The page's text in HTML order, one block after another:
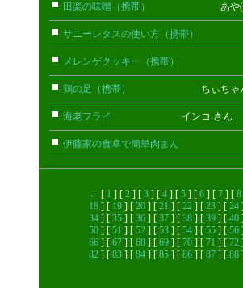
田楽の味噌（携帯） あや(携帯
サニーレタスの使い方（携帯）
メレンゲクッキー（携帯）
鶏の足（携帯） ちぃちゃんﾏﾏ(
海老フライ インコ さん
伊藤家の食卓で簡単肉まん
← [ 1 ] [ 2 ] [ 3 ] [ 4 ] [ 5 ] [ 6 ] [ 7 ] [ 8
18 ] [ 19 ] [ 20 ] [ 21 ] [ 22 ] [ 23 ] [ 24
34 ] [ 35 ] [ 36 ] [ 37 ] [ 38 ] [ 39 ] [ 40
50 ] [ 51 ] [ 52 ] [ 53 ] [ 54 ] [ 55 ] [ 56
66 ] [ 67 ] [ 68 ] [ 69 ] [ 70 ] [ 71 ] [ 72
82 ] [ 83 ] [ 84 ] [ 85 ] [ 86 ] [ 87 ] [ 88